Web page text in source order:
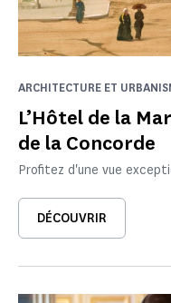
L’Hôtel de la
de la Concorde
ARCHITECTURE ET
Profitez d'une vue
DÉCOUVRIR